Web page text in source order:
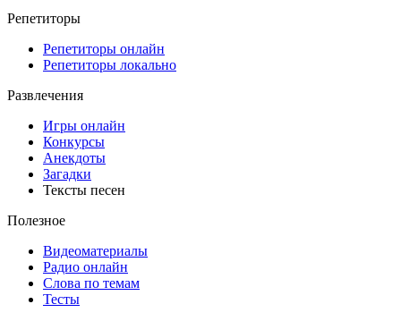
Репетиторы
Репетиторы онлайн
Репетиторы локально
Развлечения
Игры онлайн
Конкурсы
Анекдоты
Загадки
Тексты песен
Полезное
Видеоматериалы
Радио онлайн
Слова по темам
Тесты